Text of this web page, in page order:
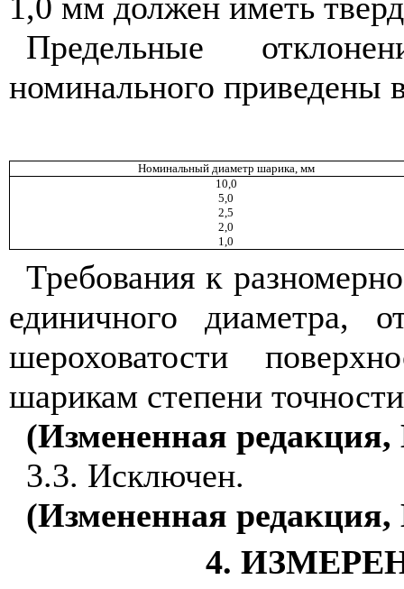
Предельные
номинального приведены
Номинальный диаметр шарика, мм
10,0
5,0
2,5
2,0
1,0
Требования к
единичного диаметра,
шероховатости
шарикам степени
(Измененная
3.3. Исключен.
(Измененная
4.